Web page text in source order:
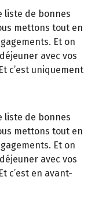
liste de bonnes
mettons tout en
Et on
avec vos
c’est uniquement
liste de bonnes
mettons tout en
Et on
avec vos
c’est en avant-